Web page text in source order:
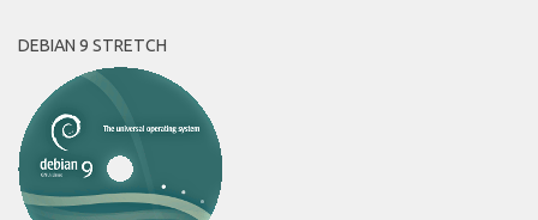
DEBIAN 9 STRETCH